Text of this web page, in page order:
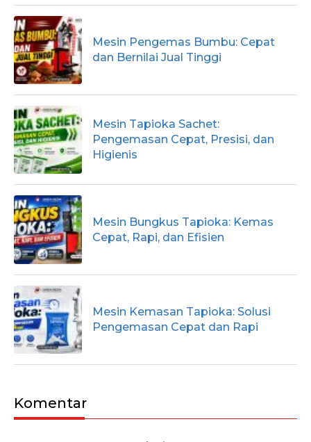
Mesin Pengemas Bumbu: Cepat
dan Bernilai Jual Tinggi
Mesin Tapioka Sachet:
Pengemasan Cepat, Presisi, dan
Higienis
Mesin Bungkus Tapioka: Kemas
Cepat, Rapi, dan Efisien
Mesin Kemasan Tapioka: Solusi
Pengemasan Cepat dan Rapi
Komentar